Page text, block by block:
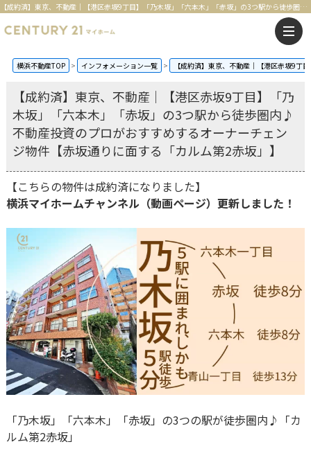
【成約済】東京、不動産｜【港区赤坂9丁目】「乃木坂」「六本木」「赤坂」の3つ駅から徒歩圏内♪不動産投資のプロがおすすめするオーナーチェンジ物件【赤坂通りに面する「カルム第2赤坂」】 | 横浜の不動産はセンチュリー21マイホーム
横浜不動産TOP インフォメーション一覧 【成約済】東京、不動産｜【港区赤坂9
【成約済】東京、不動産｜【港区赤坂9丁目】「乃
木坂」「六本木」「赤坂」の3つ駅から徒歩圏内♪
不動産投資のプロがおすすめするオーナーチェン
ジ物件【赤坂通りに面する「カルム第2赤坂」】
【こちらの物件は成約済になりました】
横浜マイホームチャンネル（動画ページ）更新しました！
「乃木坂」「六本木」「赤坂」の3つの駅が徒歩圏内♪「カ
ルム第2赤坂」